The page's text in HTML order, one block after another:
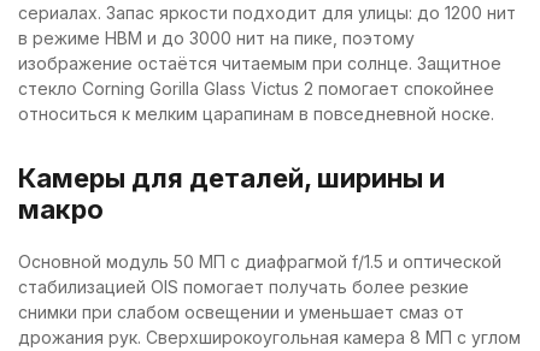
сериалах. Запас яркости подходит для улицы: до 1200 нит
в режиме HBM и до 3000 нит на пике, поэтому
изображение остаётся читаемым при солнце. Защитное
стекло Corning Gorilla Glass Victus 2 помогает спокойнее
относиться к мелким царапинам в повседневной носке.
Камеры для деталей, ширины и
макро
Основной модуль 50 МП с диафрагмой f/1.5 и оптической
стабилизацией OIS помогает получать более резкие
снимки при слабом освещении и уменьшает смаз от
дрожания рук. Сверхширокоугольная камера 8 МП с углом